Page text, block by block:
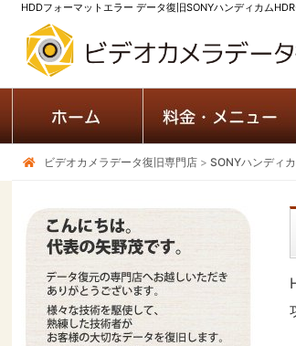
HDDフォーマットエラー データ復旧SONYハンディカム
ビデオカメラデータ復旧専門店 > SONYハンディ